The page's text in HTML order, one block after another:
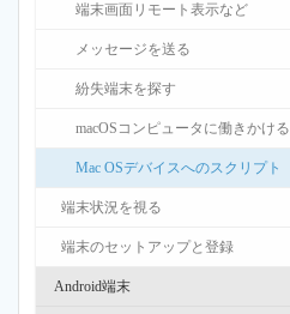
端末画面リモート表示など
メッセージを送る
紛失端末を探す
macOSコンピュータに働きかける
Mac OSデバイスへのスクリプト
端末状況を視る
端末のセットアップと登録
Android端末